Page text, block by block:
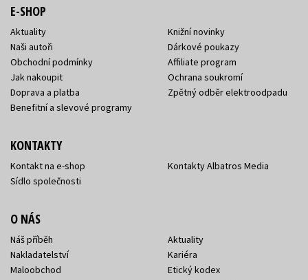
E-SHOP
Aktuality
Naši autoři
Obchodní podmínky
Jak nakoupit
Doprava a platba
Benefitní a slevové programy
Knižní novinky
Dárkové poukazy
Affiliate program
Ochrana soukromí
Zpětný odběr elektroodpadu
KONTAKTY
Kontakt na e-shop
Sídlo společnosti
Kontakty Albatros Media
O NÁS
Náš příběh
Nakladatelství
Maloobchod
Aktuality
Kariéra
Etický kodex